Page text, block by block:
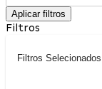
Aplicar filtros
Filtros
Filtros Selecionados